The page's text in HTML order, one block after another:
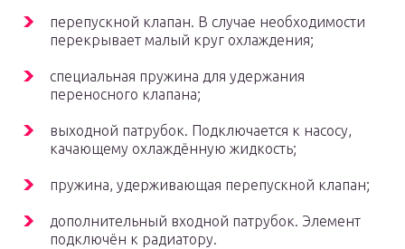
перепускной клапан. В случае необходимости
перекрывает малый круг охлаждения;
специальная пружина для удержания
переносного клапана;
выходной патрубок. Подключается к насосу,
качающему охлаждённую жидкость;
пружина, удерживающая перепускной клапан;
дополнительный входной патрубок. Элемент
подключён к радиатору.